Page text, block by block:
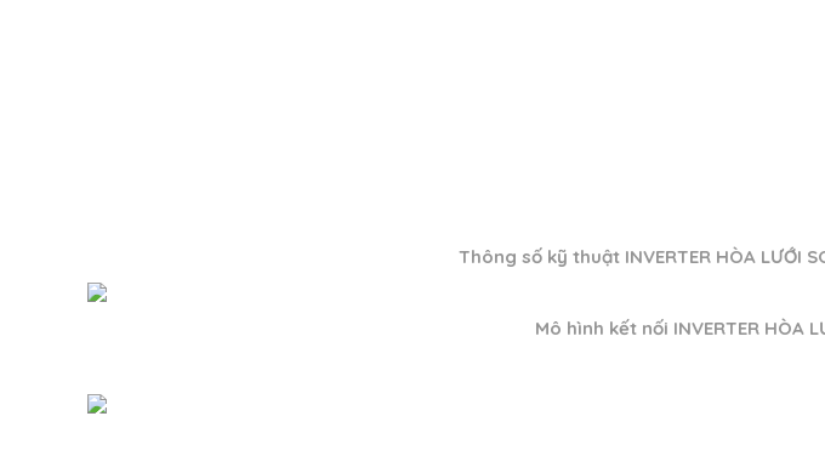
Thông số kỹ thuật INVERTER HÒA LƯỚI
Mô hình kết nối INVERTER HÒA